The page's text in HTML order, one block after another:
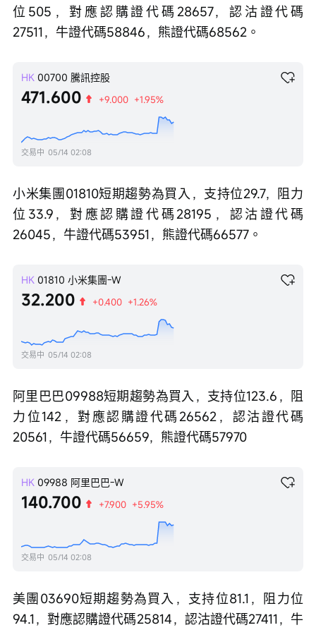
位505，對應認購證代碼28657，認沽證代碼
27511，牛證代碼58846，熊證代碼68562。
HK 00700 騰訊控股
471.600 +9.000 +1.95%
交易中 05/14 02:08
小米集團01810短期趨勢為買入，支持位29.7，阻力
位33.9，對應認購證代碼28195，認沽證代碼
26045，牛證代碼53951，熊證代碼66577。
HK 01810 小米集團-W
32.200 +0.400 +1.26%
交易中 05/14 02:08
阿里巴巴09988短期趨勢為買入，支持位123.6，阻
力位142，對應認購證代碼26562，認沽證代碼
20561，牛證代碼56659，熊證代碼57970
HK 09988 阿里巴巴-W
140.700 +7.900 +5.95%
交易中 05/14 02:08
美團03690短期趨勢為買入，支持位81.1，阻力位
94.1，對應認購證代碼25814，認沽證代碼27411，牛